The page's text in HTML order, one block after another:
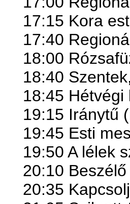
17:15 Kora
17:40
18:00
18:40
18:45 Hétvégi
19:15 Iránytű
19:45 Esti
19:50 A lélek
20:10
20:35